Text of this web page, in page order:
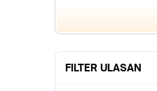
FILTER ULASAN